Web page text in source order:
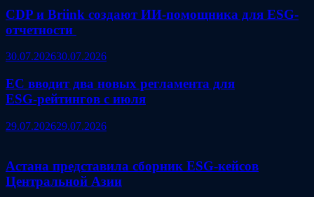
CDP и Briink создают ИИ‑помощника для ESG-
отчетности
30.07.202630.07.2026
ЕС вводит два новых регламента для
ESG‑рейтингов с июля
29.07.202629.07.2026
Астана представила сборник ESG‑кейсов
Центральной Азии